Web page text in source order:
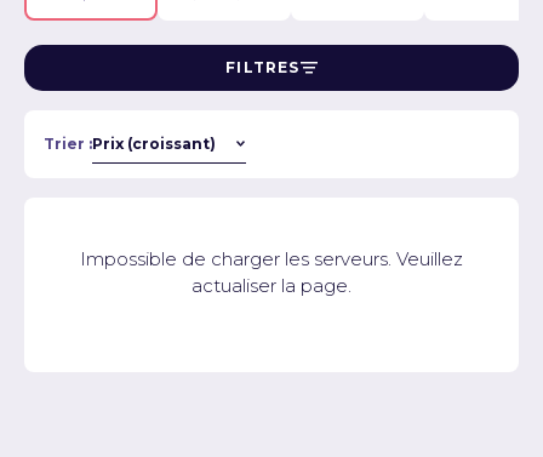
FILTRES
Trier :
Impossible de charger les serveurs. Veuillez
actualiser la page.